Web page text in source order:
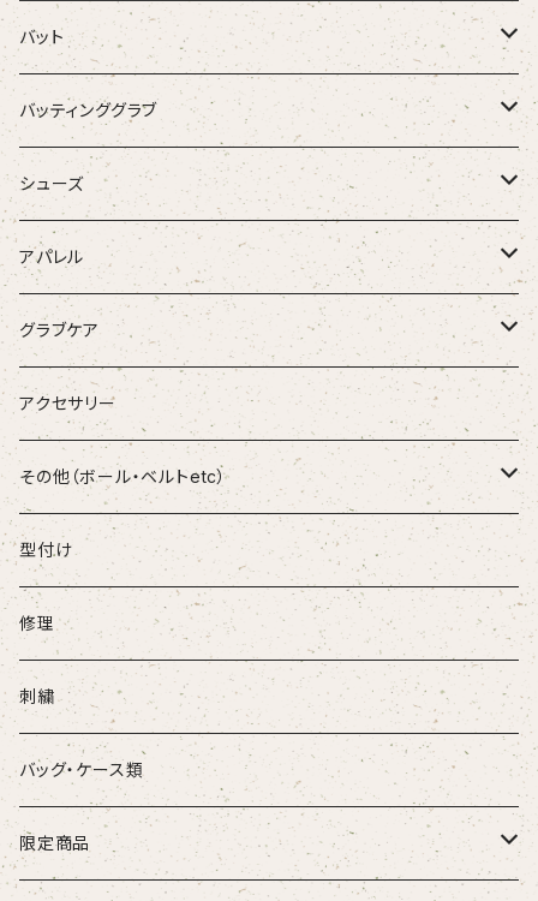
Rawlings
SSK
Donaiya
Wilson
Ip Select
和牛JB
D-Quest
DEAD STOCK
Genuine
SUREPLAY
グラブ
バット
バット
硬式木製バット
硬式金属バット
軟式木製バット
軟式金属バット
軟式FPR
少年木製バット
少年金属バット
バッティンググラブ
一般バッティンググラブ
学生用バッティンググラブ
少年用バッティンググラブ
シューズ
金具スパイク
ポイントスパイク
ランニングシューズ
アパレル
古着・USED
Tシャツ
ソックス
グラブケア
FORTUN EFIELD
和牛JB
アクセサリー
その他（ボール・ベルトetc）
ボール
ベルト
型付け
修理
刺繍
バッグ・ケース類
限定商品